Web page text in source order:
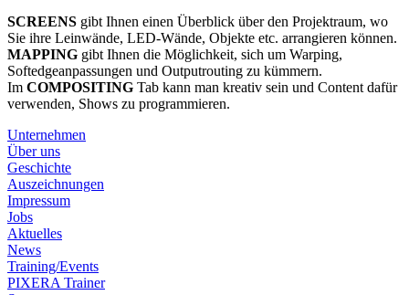
SCREENS gibt Ihnen einen Überblick über den Projektraum, wo
Sie ihre Leinwände, LED-Wände, Objekte etc. arrangieren können.
MAPPING gibt Ihnen die Möglichkeit, sich um Warping,
Softedgeanpassungen und Outputrouting zu kümmern.
Im COMPOSITING Tab kann man kreativ sein und Content dafür
verwenden, Shows zu programmieren.
Unternehmen
Über uns
Geschichte
Auszeichnungen
Impressum
Jobs
Aktuelles
News
Training/Events
PIXERA Trainer